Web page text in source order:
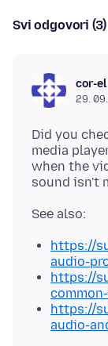
Svi odgovori (3)
cor-el
29.
Did you
media
when the
https://
audio-
https://
https://
audio-